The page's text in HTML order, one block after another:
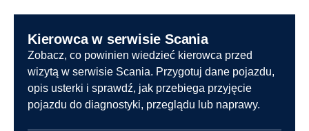
Kierowca w serwisie Scania
Zobacz, co powinien wiedzieć kierowca przed
wizytą w serwisie Scania. Przygotuj dane pojazdu,
opis usterki i sprawdź, jak przebiega przyjęcie
pojazdu do diagnostyki, przeglądu lub naprawy.